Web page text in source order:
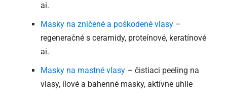
ai.
Masky na zničené a poškodené vlasy –
regeneračné s ceramidy, proteínové, keratínové
ai.
Masky na mastné vlasy – čistiaci peeling na
vlasy, ílové a bahenné masky, aktívne uhlie